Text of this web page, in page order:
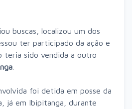
buscas, localizou um dos
ter participado da ação e
teria sido vendida a outro
foi detida em posse da
já em Ibipitanga, durante